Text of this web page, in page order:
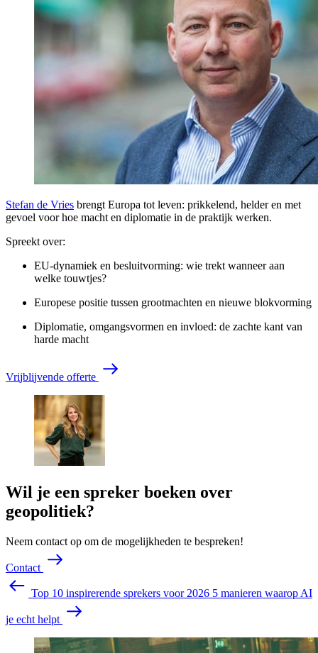
Stefan de Vries brengt Europa tot leven: prikkelend, helder en met
gevoel voor hoe macht en diplomatie in de praktijk werken.
Spreekt over:
EU-dynamiek en besluitvorming: wie trekt wanneer aan
welke touwtjes?
Europese positie tussen grootmachten en nieuwe blokvorming
Diplomatie, omgangsvormen en invloed: de zachte kant van
harde macht
Vrijblijvende offerte
Wil je een spreker boeken over
geopolitiek?
Neem contact op om de mogelijkheden te bespreken!
Contact
Top 10 inspirerende sprekers voor 2026 5 manieren waarop AI
je echt helpt